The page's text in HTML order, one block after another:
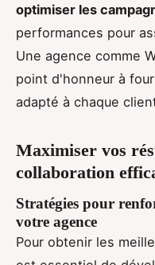
optimiser les
performances pour
Une agence comme
point d'honneur à
adapté à chaque
Maximiser vos
collaboration
Stratégies pour
votre agence
Pour obtenir les